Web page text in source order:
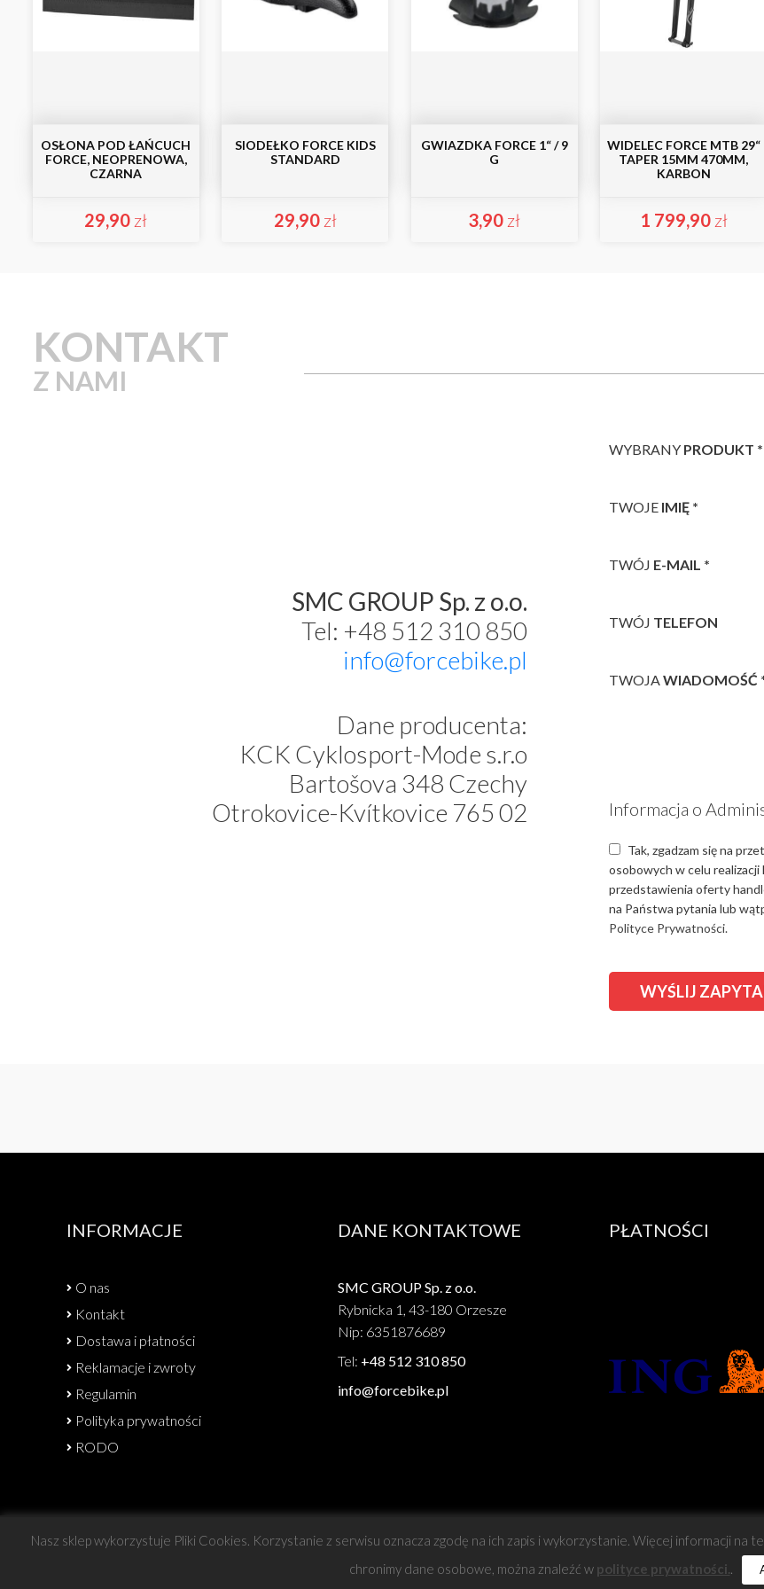
OSŁONA POD ŁAŃCUCH
FORCE, NEOPRENOWA,
CZARNA
29,90 zł
SIODEŁKO FORCE KIDS
STANDARD
29,90 zł
GWIAZDKA FORCE 1“ / 9
G
3,90 zł
WIDELEC FORCE MTB 29“
TAPER 15MM 470MM,
KARBON
1 799,90 zł
KONTAKT
Z NAMI
SMC GROUP Sp. z o.o.
Tel: +48 512 310 850
info@forcebike.pl
Dane producenta:
KCK Cyklosport-Mode s.r.o
Bartošova 348 Czechy
Otrokovice-Kvítkovice 765 02
WYBRANY PRODUKT *
TWOJE IMIĘ *
TWÓJ E-MAIL *
TWÓJ TELEFON
TWOJAWIADOMOŚĆ
Informacja o
Tak, zgadzam się na
osobowych w celu realizacji
przedstawienia oferty
na Państwa pytania lub
Polityce Prywatności.
INFORMACJE
O nas
Kontakt
Dostawa i płatności
Reklamacje i zwroty
Regulamin
Polityka prywatności
RODO
DANE KONTAKTOWE
SMC GROUP Sp. z o.o.
Rybnicka 1, 43-180 Orzesze
Nip: 6351876689
Tel: +48 512 310 850
info@forcebike.pl
PŁATNOŚCI
Nasz sklep wykorzystuje Pliki Cookies. Korzystanie z serwisu oznacza zgodę na ich zapis i wykorzystanie. Więcej informacji
chronimy dane osobowe, można znaleźć w polityce prywatności..